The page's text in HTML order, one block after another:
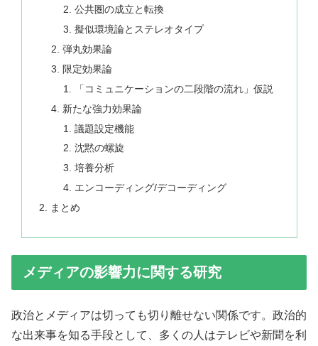
公共圏の成立と転換
擬似環境論とステレオタイプ
弾丸効果論
限定効果論
「コミュニケーションの二段階の流れ」仮説
新たな強力効果論
議題設定機能
沈黙の螺旋
培養分析
エンコーディング/デコーディング
まとめ
メディアの影響力に関する研究
政治とメディアは切っても切り離せない関係です。政治的
な出来事を知る手段として、多くの人はテレビや新聞を利